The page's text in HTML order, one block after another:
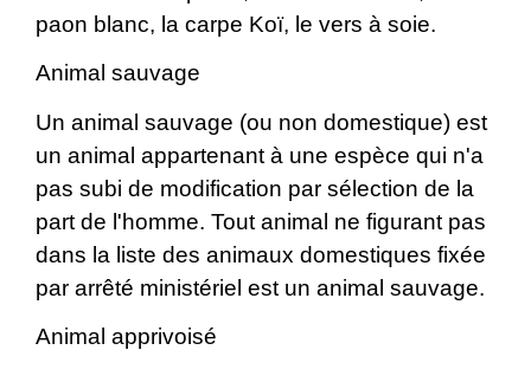
paon blanc, la carpe Koï, le vers à soie.
Animal sauvage
Un animal sauvage (ou non domestique) est
un animal appartenant à une espèce qui n'a
pas subi de modification par sélection de la
part de l'homme. Tout animal ne figurant pas
dans la liste des animaux domestiques fixée
par arrêté ministériel est un animal sauvage.
Animal apprivoisé